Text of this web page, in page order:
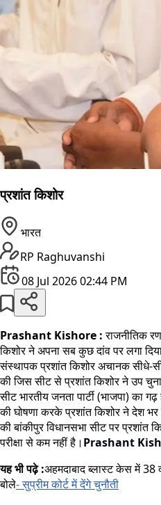
प्रशांत किशोर
भारत
RP Raghuvanshi
08 Jul 2026 02:44 PM
Prashant Kishore :राजनीतिक
किशोर ने अपना सब कुछ दांव पर लगा
संस्थापक प्रशांत किशोर अचानक सीधे-
की जिस सीट से प्रशांत किशोर ने उप
सीट भारतीय जनता पार्टी (भाजपा) का
की घोषणा करके प्रशांत किशोर ने देश भर
की बांकीपुर विधानसभा सीट पर प्रशांत
परीक्षा से कम नहीं है। Prashant
यह भी पढ़े :अहमदाबाद ब्लास्ट केस में 38
बोले- सुप्रीम कोर्ट में देंगे चुनौती